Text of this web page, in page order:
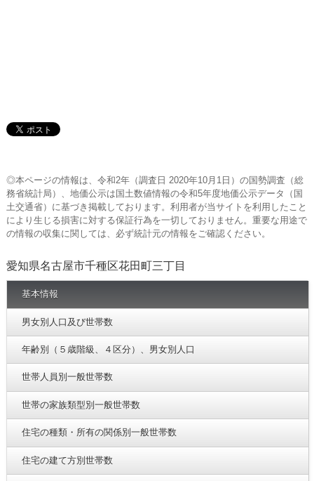
◎本ページの情報は、令和2年（調査日 2020年10月1日）の国勢調査（総
務省統計局）、地価公示は国土数値情報の令和5年度地価公示データ（国
土交通省）に基づき掲載しております。利用者が当サイトを利用したこと
により生じる損害に対する保証行為を一切しておりません。重要な用途で
の情報の収集に関しては、必ず統計元の情報をご確認ください。
愛知県名古屋市千種区花田町三丁目
基本情報
男女別人口及び世帯数
年齢別（５歳階級、４区分）、男女別人口
世帯人員別一般世帯数
世帯の家族類型別一般世帯数
住宅の種類・所有の関係別一般世帯数
住宅の建て方別世帯数